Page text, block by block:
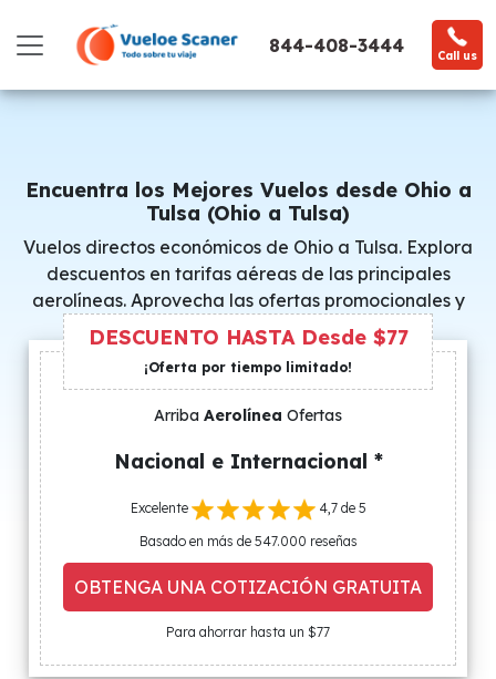
844-408-3444 Call us
Encuentra los Mejores Vuelos desde Ohio a
Tulsa (Ohio a Tulsa)
Vuelos directos económicos de Ohio a Tulsa. Explora
descuentos en tarifas aéreas de las principales
aerolíneas. Aprovecha las ofertas promocionales y
consigue precios especiales.
DESCUENTO HASTA Desde $77
¡Oferta por tiempo limitado!
Arriba Aerolínea Ofertas
Nacional e Internacional *
Excelente
4,7 de 5
Basado en más de 547.000 reseñas
OBTENGA UNA COTIZACIÓN GRATUITA
Para ahorrar hasta un $77